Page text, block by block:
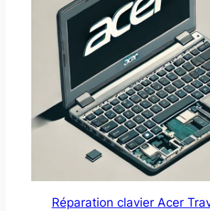
Réparation clavier Acer